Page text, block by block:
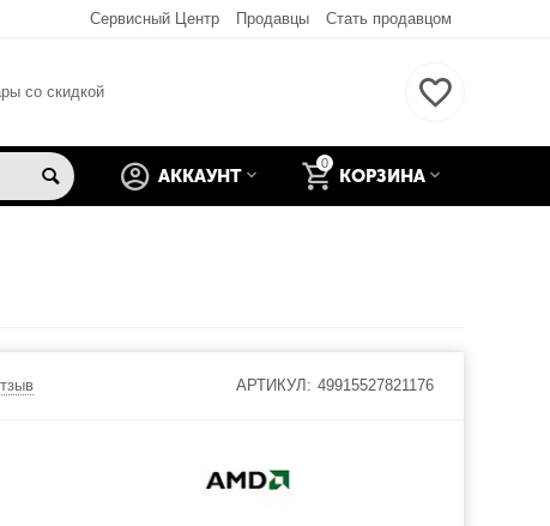
Сервисный Центр Продавцы Стать продавцом
со скидкой
0
КОРЗИНА
АККАУНТ
АРТИКУЛ: 49915527821176